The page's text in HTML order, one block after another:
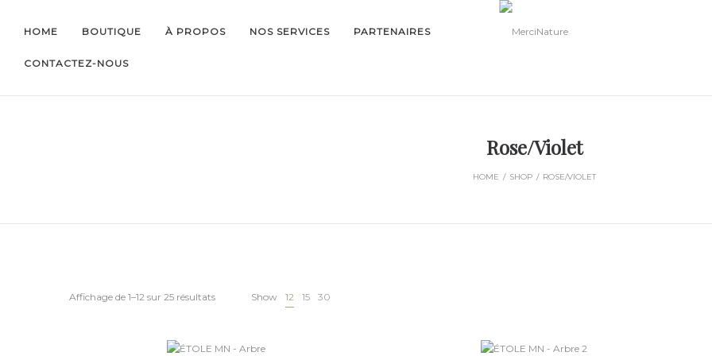
HOME BOUTIQUE À PROPOS NOS SERVICES PARTENAIRES
CONTACTEZ-NOUS
Rose/Violet
HOME / SHOP / ROSE/VIOLET
Affichage de 1–12 sur 25 résultats Show 12 15 30